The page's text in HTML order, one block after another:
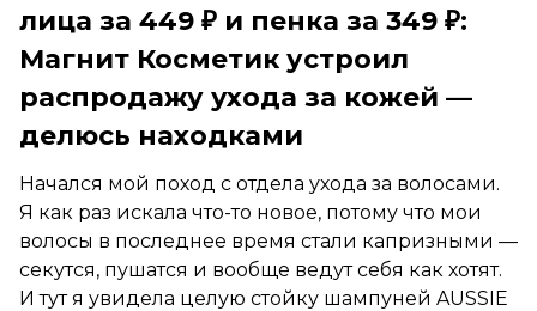
лица за 449 ₽ и пенка за 349 ₽:
Магнит Косметик устроил
распродажу ухода за кожей —
делюсь находками
Начался мой поход с отдела ухода за волосами.
Я как раз искала что-то новое, потому что мои
волосы в последнее время стали капризными —
секутся, пушатся и вообще ведут себя как хотят.
И тут я увидела целую стойку шампуней AUSSIE